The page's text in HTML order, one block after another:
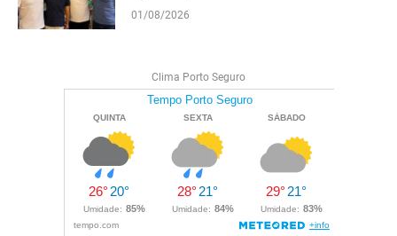
e reforçam projeto para o Extremo Sul
01/08/2026
Clima Porto Seguro